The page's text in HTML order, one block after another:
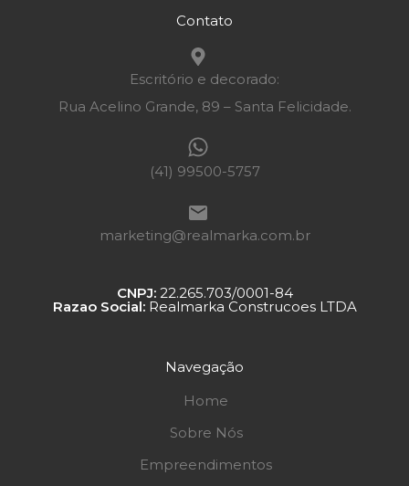
Contato
Escritório e decorado:
Rua Acelino Grande, 89 – Santa Felicidade.
(41) 99500-5757
marketing@realmarka.com.br
CNPJ:22.265.703/0001-84
Razao Social:Realmarka Construcoes LTDA
Navegação
Home
Sobre Nós
Empreendimentos